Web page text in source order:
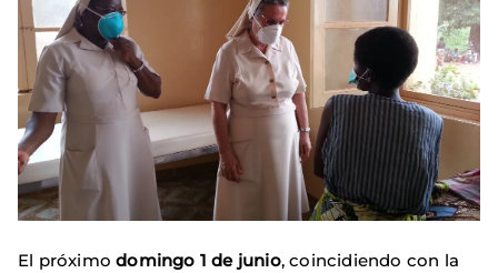
El próximodomingo 1 de junio, coincidiendo con la